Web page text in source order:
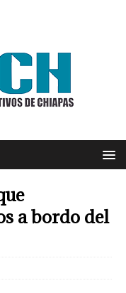
a bordo del